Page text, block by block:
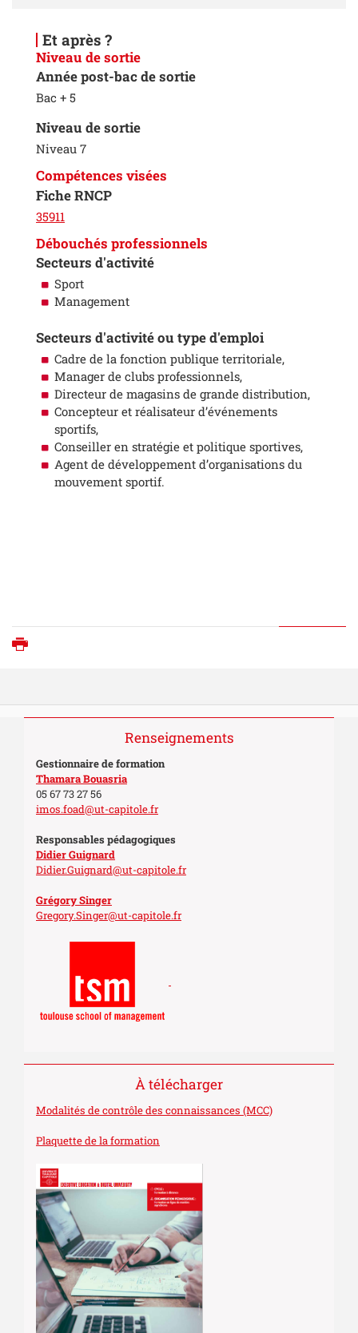
Et après ?
Niveau de sortie
Année post-bac de sortie
Bac + 5
Niveau de sortie
Niveau 7
Compétences visées
Fiche RNCP
35911
Débouchés professionnels
Secteurs d'activité
Sport
Management
Secteurs d'activité ou type d'emploi
Cadre de la fonction publique territoriale,
Manager de clubs professionnels,
Directeur de magasins de grande distribution,
Concepteur et réalisateur d’événements
sportifs,
Conseiller en stratégie et politique sportives,
Agent de développement d’organisations du
mouvement sportif.
Renseignements
Gestionnaire de formation
Thamara Bouasria
05 67 73 27 56
imos.foad@ut-capitole.fr
Responsables pédagogiques
Didier Guignard
Didier.Guignard@ut-capitole.fr
Grégory Singer
Gregory.Singer@ut-capitole.fr
À télécharger
Modalités de contrôle des connaissances (MCC)
Plaquette de la formation